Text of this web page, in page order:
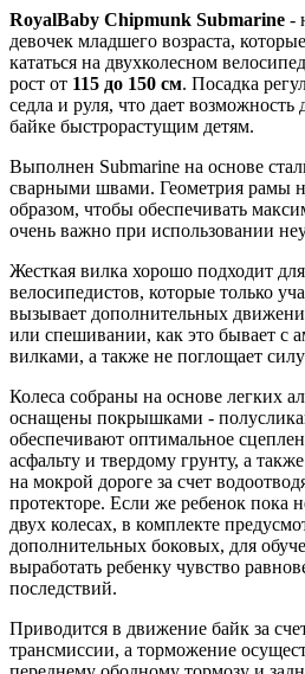
RoyalBaby Chipmunk Submarine -
девочек младшего возраста,
кататься на двухколесном
рост от 115 до 150 см. Посадка
седла и руля, что дает возможность
байке быстрорастущим детям.
Выполнен Submarine на основе
сварными швами. Геометрия рамы
образом, чтобы обеспечивать
очень важно при использовании
Жесткая вилка хорошо подходит
велосипедистов, которые только
вызывает дополнительных
или спешивании, как это бывает с
вилками, а также не поглощает
Колеса собраны на основе легких
оснащены покрышками -
обеспечивают оптимальное
асфальту и твердому грунту, а
на мокрой дороге за счет
протекторе. Если же ребенок пока
двух колесах, в комплекте
дополнительных боковых, для
выработать ребенку чувство
последствий.
Приводится в движение байк за
трансмиссии, а торможение